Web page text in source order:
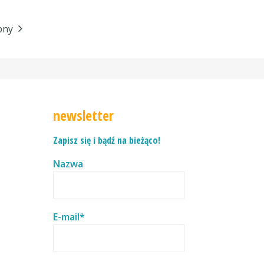
newsletter
Zapisz się i bądź na bieżąco!
Nazwa
E-mail*